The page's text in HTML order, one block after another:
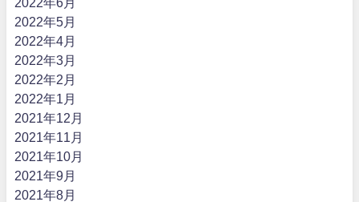
2022年5月
2022年4月
2022年3月
2022年2月
2022年1月
2021年12月
2021年11月
2021年10月
2021年9月
2021年8月